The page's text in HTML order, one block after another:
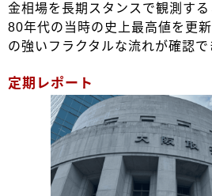
金相場を長期スタンスで観測す
80年代の当時の史上最高値を更
の強いフラクタルな流れが確認で
定期レポート